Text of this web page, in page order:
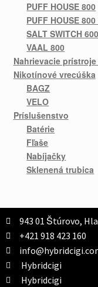
PUFF HOUSE 800
PUFF HOUSE
SALT SWITCH 600
VAAL 800
Nahrievacie
Nikotínové vrecúška
BAGZ
VELO
Príslušenstvo
Batérie
Fľaše
Nabíjačky
Sklenená trubica
943 01 Štúrovo,
+421 918 423 160
Hybridcigi
Hybridcigi